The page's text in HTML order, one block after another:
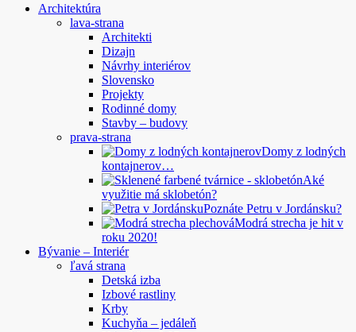
Architektúra
lava-strana
Architekti
Dizajn
Návrhy interiérov
Slovensko
Projekty
Rodinné domy
Stavby – budovy
prava-strana
Domy z lodných
kontajnerov…
Aké
využitie má sklobetón?
Poznáte Petru v Jordánsku?
Modrá strecha je hit v
roku 2020!
Bývanie – Interiér
ľavá strana
Detská izba
Izbové rastliny
Krby
Kuchyňa – jedáleň